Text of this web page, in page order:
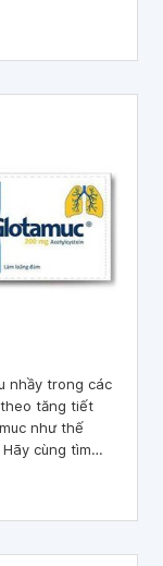
dùng? Bài
nhầy trong các
tăng tiết
như thế
cùng tìm